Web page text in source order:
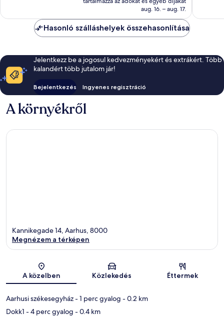
értékelés
34 003 Ft
aug. 16. – aug. 17.
Hasonló szálláshelyek összehasonlítása
Jelentkezz be a jogosul kedvezményekért és extrákért. Több
kalandért több jutalom jár!
Bejelentkezés Ingyenes regisztráció
A környékről
Térkép
Kannikegade 14, Aarhus, 8000
Megnézem a térképen
A közelben Közlekedés Éttermek
Aarhusi székesegyház- 1 perc gyalog - 0.2 km
Dokk1 - 4 perc gyalog - 0.4 km